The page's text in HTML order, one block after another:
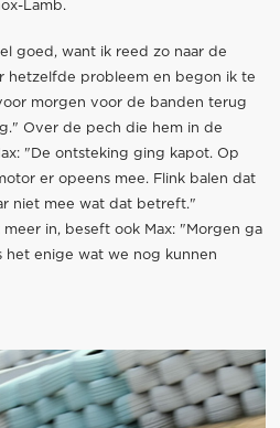
Lamb.
goed, want ik reed zo naar de
hetzelfde probleem en begon ik te
morgen voor de banden terug
Over de pech die hem in de
"De ontsteking ging kapot. Op
er opeens mee. Flink balen dat
niet mee wat dat betreft."
in, beseft ook Max: "Morgen ga
het enige wat we nog kunnen